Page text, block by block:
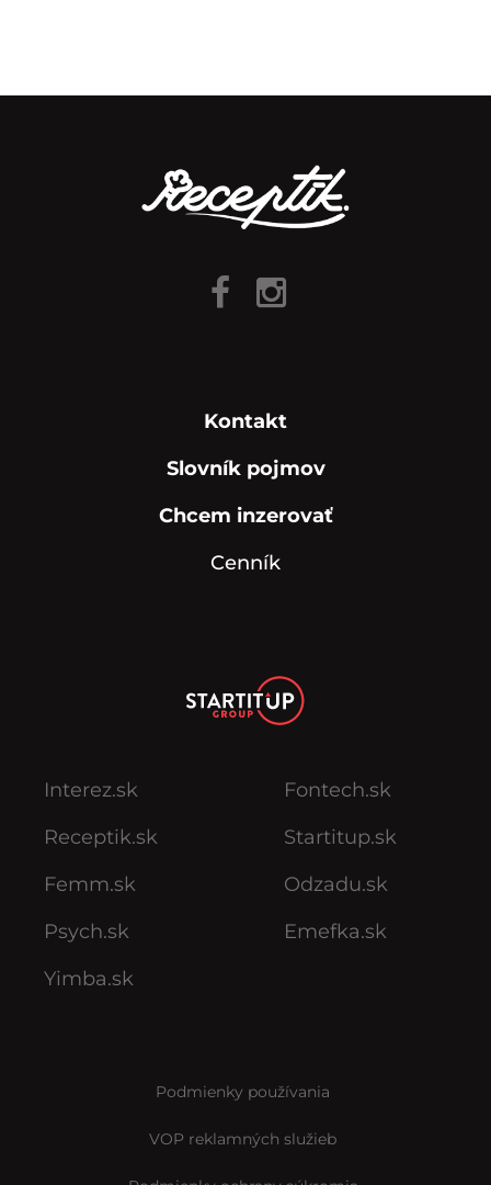
Kontakt
Slovník pojmov
Chcem inzerovať
Cenník
Interez.sk
Receptik.sk
Femm.sk
Psych.sk
Yimba.sk
Fontech.sk
Startitup.sk
Odzadu.sk
Emefka.sk
Podmienky používania
VOP reklamných služieb